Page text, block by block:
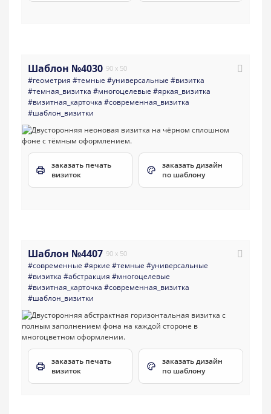
Шаблон №4030 90 x 50
#геометрия #темные #универсальные #визитка
#темная_визитка #многоцелевые #яркая_визитка
#визитная_карточка #современная_визитка
#шаблон_визитки
заказать печать
визиток
заказать дизайн
по шаблону
Шаблон №4407 90 x 50
#современные #яркие #темные #универсальные
#визитка #абстракция #многоцелевые
#визитная_карточка #современная_визитка
#шаблон_визитки
заказать печать
визиток
заказать дизайн
по шаблону